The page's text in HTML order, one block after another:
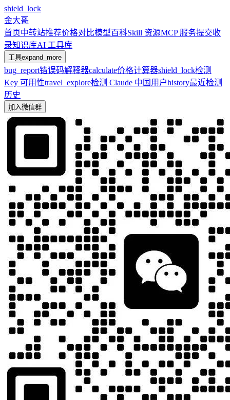
shield_lock
金大哥
首页中转站推荐价格对比模型百科Skill 资源MCP 服务提交收
录知识库AI 工具库
工具expand_more
bug_report错误码解释器calculate价格计算器shield_lock检测
Key 可用性travel_explore检测 Claude 中国用户history最近检测
历史
加入微信群